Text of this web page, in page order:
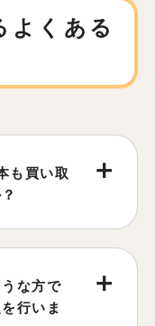
よくある
も買い取
な方で
行いま